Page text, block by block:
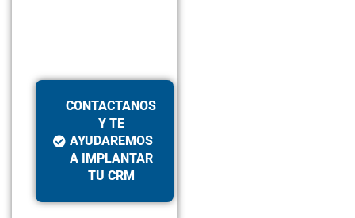
CONTACTANOS
Y TE
AYUDAREMOS
A IMPLANTAR
TU CRM